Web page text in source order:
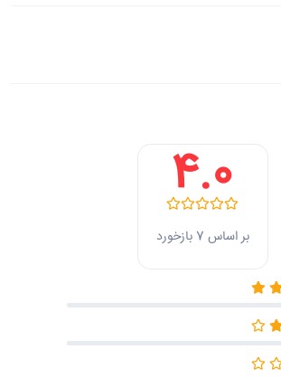
4.0
بر اساس 7 بازخورد